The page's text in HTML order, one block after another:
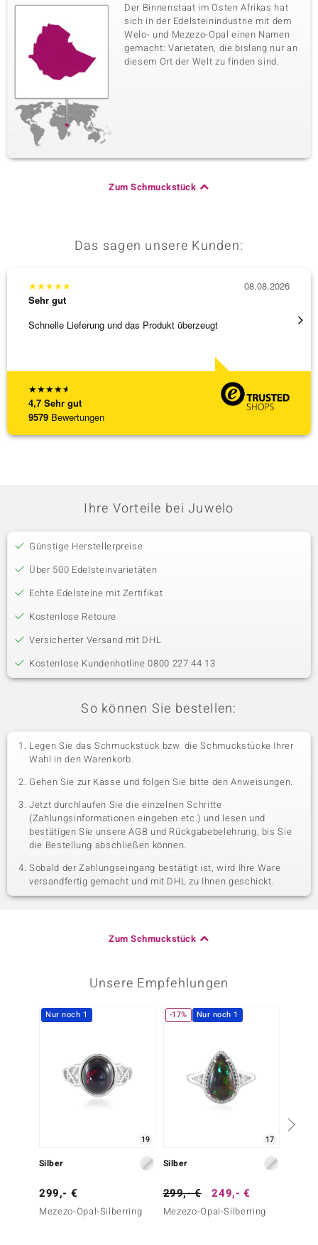
Der Binnenstaat im Osten Afrikas hat
sich in der Edelsteinindustrie mit dem
Welo- und Mezezo-Opal einen Namen
gemacht: Varietäten, die bislang nur an
diesem Ort der Welt zu finden sind.
Zum Schmuckstück
Das sagen unsere Kunden:
★★★★★
4,7 Sehr gut
9579 Bewertungen
★★★★★
Sehr gut
Schnelle Lieferung und das Produkt überzeugt
08.08.2026
Ihre Vorteile bei Juwelo
Günstige Herstellerpreise
Über 500 Edelsteinvarietäten
Echte Edelsteine mit Zertifikat
Kostenlose Retoure
Versicherter Versand mit DHL
Kostenlose Kundenhotline 0800 227 44 13
So können Sie bestellen:
Legen Sie das Schmuckstück bzw. die Schmuckstücke Ihrer
Wahl in den Warenkorb.
Gehen Sie zur Kasse und folgen Sie bitte den Anweisungen.
Jetzt durchlaufen Sie die einzelnen Schritte
(Zahlungsinformationen eingeben etc.) und lesen und
bestätigen Sie unsere AGB und Rückgabebelehrung, bis Sie
die Bestellung abschließen können.
Sobald der Zahlungseingang bestätigt ist, wird Ihre Ware
versandfertig gemacht und mit DHL zu Ihnen geschickt.
Zum Schmuckstück
Unsere Empfehlungen
Nur noch 1
19
Silber
299,- €
Mezezo-Opal-Silberring
-17% Nur noch 1
17
Silber
299,- € 249,- €
Mezezo-Opal-Silberring